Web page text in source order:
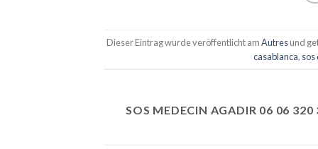
Dieser Eintrag wurde veröffentlicht amAutresund
casablanca, sos
SOS MEDECIN AGADIR 06 06 320